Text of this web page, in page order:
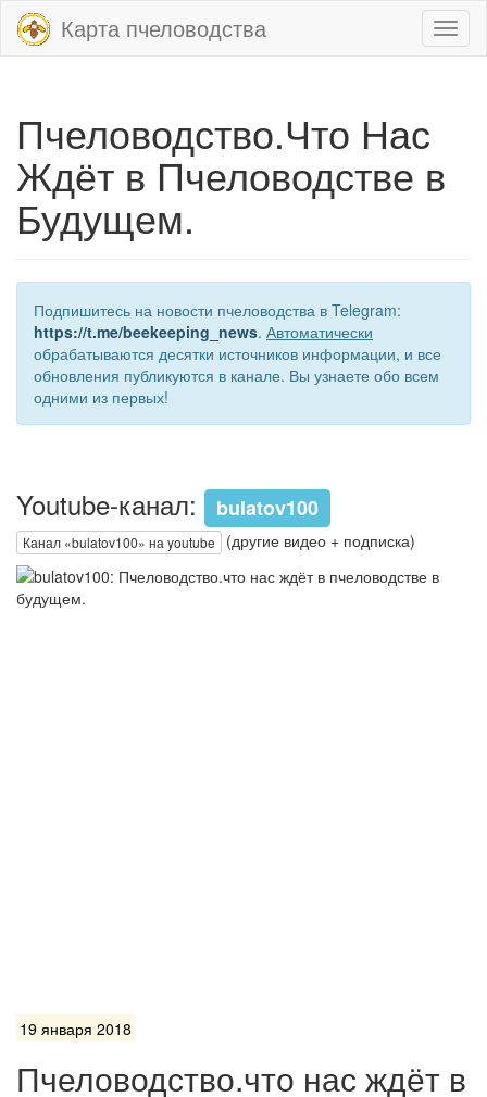
Карта пчеловодства
Пчеловодство.Что Нас
Ждёт в Пчеловодстве в
Будущем.
Подпишитесь на новости пчеловодства в Telegram:
https://t.me/beekeeping_news. Автоматически
обрабатываются десятки источников информации, и все
обновления публикуются в канале. Вы узнаете обо всем
одними из первых!
Youtube-канал: bulatov100
Канал «bulatov100» на youtube (другие видео + подписка)
19 января 2018
Пчеловодство.что нас ждёт в